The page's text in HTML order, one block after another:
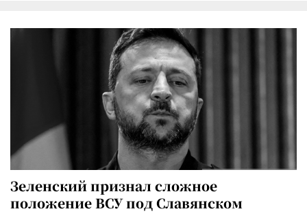
Зеленский признал сложное
положение ВСУ под Славянском